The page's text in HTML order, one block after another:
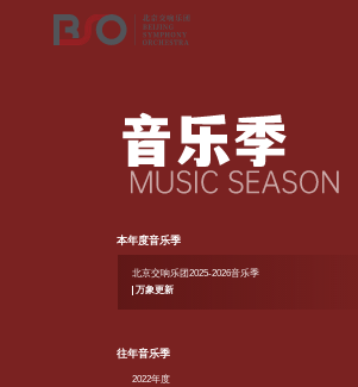
本年度音乐季
北京交响乐团2025-2026音乐季
万象更新
往年音乐季
2022年度